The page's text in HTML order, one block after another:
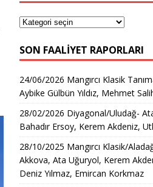
SON FAALIYET RAPORLARI
24/06/2026 Mangırcı Klasik
Aybike Gülbün Yıldız, Mehmet
28/02/2026 Diyagonal/Uludağ-
Bahadır Ersoy, Kerem Akdeniz,
28/10/2025 Mangırcı Klasik/
Akkova, Ata Uğuryol, Kerem
Deniz Yılmaz, Emircan Korkmaz